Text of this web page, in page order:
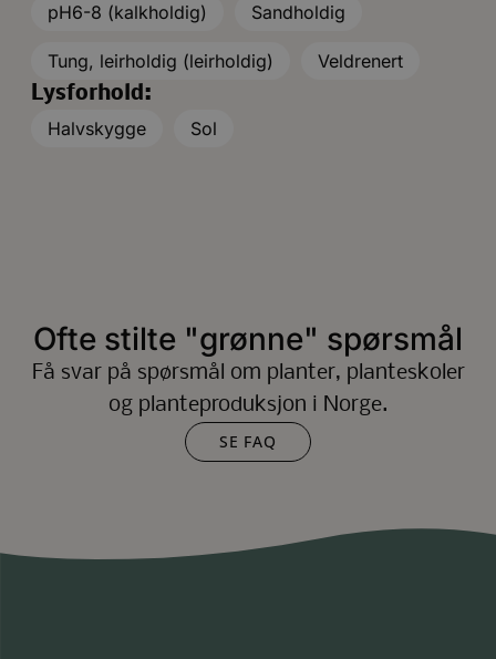
pH6-8 (kalkholdig) Sandholdig
Tung, leirholdig (leirholdig)
Veldrenert
Lysforhold:
Halvskygge
Sol
Ofte stilte "grønne" spørsmål
Få svar på spørsmål om planter, planteskoler
og planteproduksjon i Norge.
SE FAQ